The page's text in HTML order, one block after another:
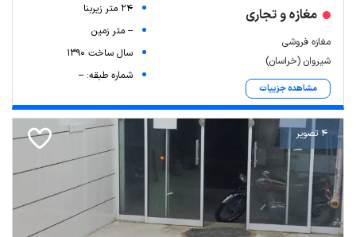
مغازه و تجاری
مغازه فروشی
شیروان (خراسان)
مشاهده جزییات
24 متر زیربنا
-- متر زمین
سال ساخت 1390
شماره طبقه: --
4 تصویر